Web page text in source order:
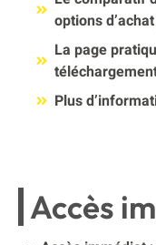
options
La page
Plus
Accès